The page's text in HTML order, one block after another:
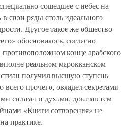
сошедшее с небес на
свои ряды столь идеального
Другое такое же общество
обосновалось, согласно
конце арабского
реальном марокканском
получил высшую ступень
прочего, овладел секретами
силами и духами, доказав тем
«Книги сотворения» не
практике.